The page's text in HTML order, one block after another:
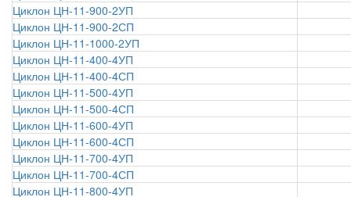
Циклон ЦН-11-900-2УП
Циклон ЦН-11-900-2СП
Циклон ЦН-11-1000-2УП
Циклон ЦН-11-400-4УП
Циклон ЦН-11-400-4СП
Циклон ЦН-11-500-4УП
Циклон ЦН-11-500-4СП
Циклон ЦН-11-600-4УП
Циклон ЦН-11-600-4СП
Циклон ЦН-11-700-4УП
Циклон ЦН-11-700-4СП
Циклон ЦН-11-800-4УП